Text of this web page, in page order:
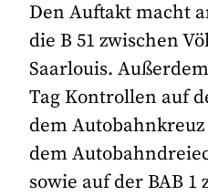
Den Auftakt macht
die B 51 zwischen
Saarlouis.
Tag Kontrollen auf
dem
dem
sowie auf der BAB 1